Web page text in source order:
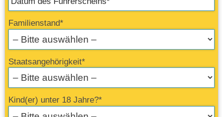
Familienstand*
Staatsangehörigkeit*
Kind(er) unter 18 Jahre?*